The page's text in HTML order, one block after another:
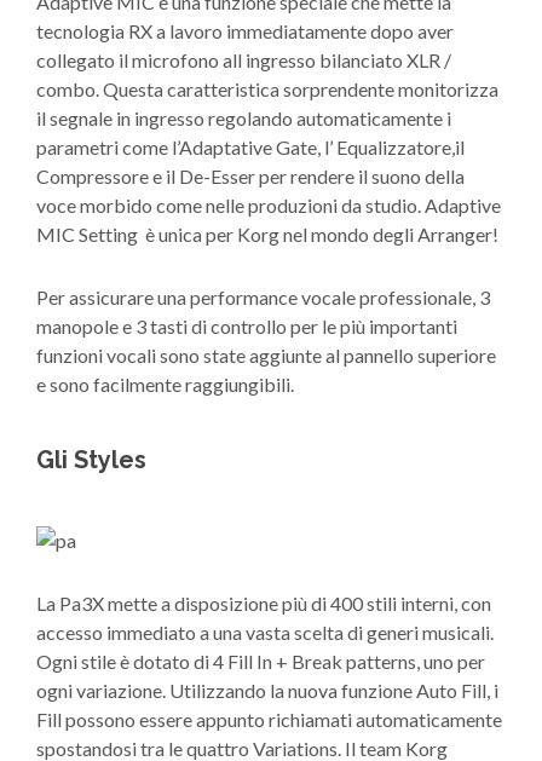
tecnologia RX a lavoro immediatamente dopo aver
collegato il microfono all ingresso bilanciato XLR /
combo. Questa caratteristica sorprendente monitorizza
il segnale in ingresso regolando automaticamente i
parametri come l’Adaptative Gate, l’ Equalizzatore,il
Compressore e il De-Esser per rendere il suono della
voce morbido come nelle produzioni da studio. Adaptive
MIC Setting è unica per Korg nel mondo degli Arranger!
Per assicurare una performance vocale professionale, 3
manopole e 3 tasti di controllo per le più importanti
funzioni vocali sono state aggiunte al pannello superiore
e sono facilmente raggiungibili.
Gli Styles
La Pa3X mette a disposizione più di 400 stili interni, con
accesso immediato a una vasta scelta di generi musicali.
Ogni stile è dotato di 4 Fill In + Break patterns, uno per
ogni variazione. Utilizzando la nuova funzione Auto Fill, i
Fill possono essere appunto richiamati automaticamente
spostandosi tra le quattro Variations. Il team Korg